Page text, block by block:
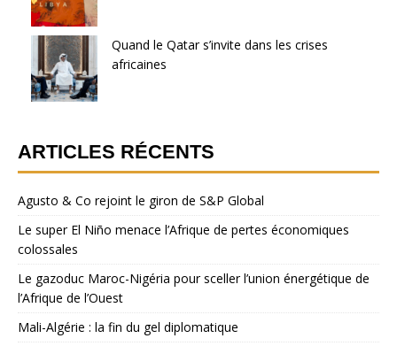
Quand le Qatar s’invite dans les crises
africaines
ARTICLES RÉCENTS
Agusto & Co rejoint le giron de S&P Global
Le super El Niño menace l’Afrique de pertes économiques
colossales
Le gazoduc Maroc-Nigéria pour sceller l’union énergétique de
l’Afrique de l’Ouest
Mali-Algérie : la fin du gel diplomatique